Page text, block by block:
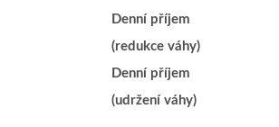
Denní příjem
(redukce váhy)
Denní příjem
(udržení váhy)